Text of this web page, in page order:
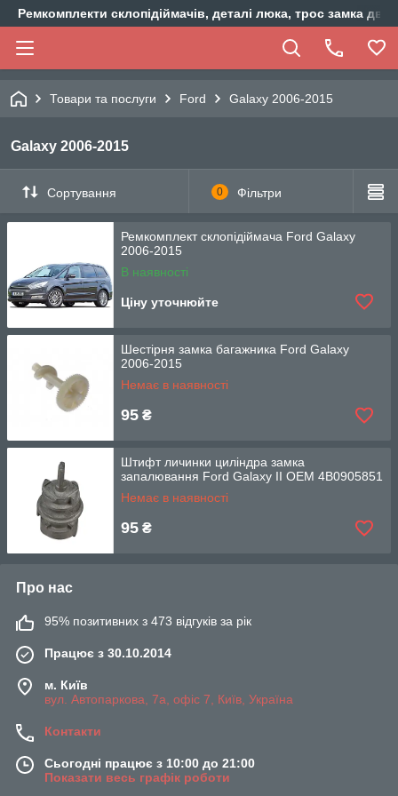
Ремкомплекти склопідіймачів, деталі люка, трос замка
Товари та послуги Ford Galaxy 2006-2015
Galaxy 2006-2015
Сортування 0 Фільтри
Ремкомплект склопідіймача Ford Galaxy
2006-2015
В наявності
Ціну уточнюйте
Шестірня замка багажника Ford Galaxy
2006-2015
Немає в наявності
95 ₴
Штифт личинки циліндра замка
запалювання Ford Galaxy II OEM 4B0905851
Немає в наявності
95 ₴
Про нас
95% позитивних з 473 відгуків за рік
Працює з 30.10.2014
м. Київ
вул. Автопаркова, 7а, офіс 7, Київ, Україна
Контакти
Сьогодні працює з 10:00 до 21:00
Показати весь графік роботи